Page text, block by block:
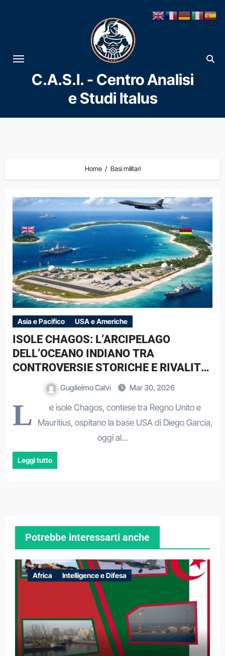
al
contenuto
C.A.S.I. - Centro Analisi
e Studi Italus
Home Basi militari
Asia e Pacifico USA e Americhe
ISOLE CHAGOS: L’ARCIPELAGO
DELL’OCEANO INDIANO TRA
CONTROVERSIE STORICHE E RIVALITÀ
USA-CINAGuglielmo Calvi Mar 30, 2026
L
e isole Chagos, contese tra Regno Unito e
Mauritius, ospitano la base USA di Diego Garcia,
oggi al…
Leggi tutto
Potrebbe interessarti anche
Africa Intelligence e Difesa